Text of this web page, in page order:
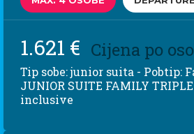
1.621 € Cijena po
Tip sobe: junior suita - Pobtip:
JUNIOR SUITE FAMILY
inclusive